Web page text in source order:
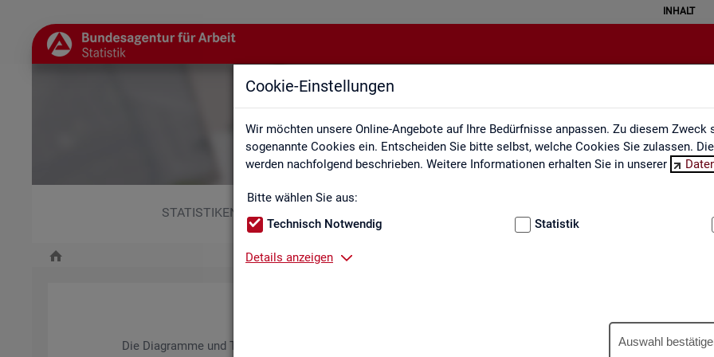
Cookie-Einstellungen
Wir möchten unsere Online-Angebote auf Ihre Bedürfnisse anpassen. Zu diesem Zweck
sogenannte Cookies ein. Entscheiden Sie bitte selbst, welche Cookies Sie zulassen.
werden nachfolgend beschrieben. Weitere Informationen erhalten Sie in unserer
Bitte wählen Sie aus:
Technisch Notwendig
Statistik
Details anzeigen
Auswahl
INHALT
Berufe auf einen Blick
STATISTIKEN
Die Dia­gram­me und Ta­bel­len wer­den jähr­lich ak­tua­li­siert und ent­hal­ten In­for­ma­tio­nen zu den The­men